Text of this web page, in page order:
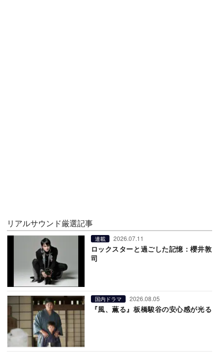
リアルサウンド厳選記事
連載 2026.07.11
ロックスターと過ごした記憶：櫻井敦
司
国内ドラマ 2026.08.05
『風、薫る』板橋駿谷の安心感が光る